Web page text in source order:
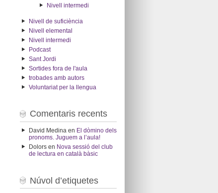
Nivell intermedi
Nivell de suficiència
Nivell elemental
Nivell intermedi
Podcast
Sant Jordi
Sortides fora de l'aula
trobades amb autors
Voluntariat per la llengua
Comentaris recents
David Medinaen El dòmino dels
pronoms. Juguem a l’aula!
Dolorsen Nova sessió del club
de lectura en català bàsic
Núvol d’etiquetes